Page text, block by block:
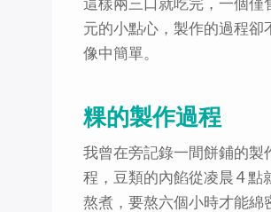
元的小點心，製作的過程卻
像中簡單。
粿的製作過程
我曾在旁記錄一間餅鋪的製
程，豆類的內餡從凌晨 4 點
熬煮，要熬六個小時才能綿